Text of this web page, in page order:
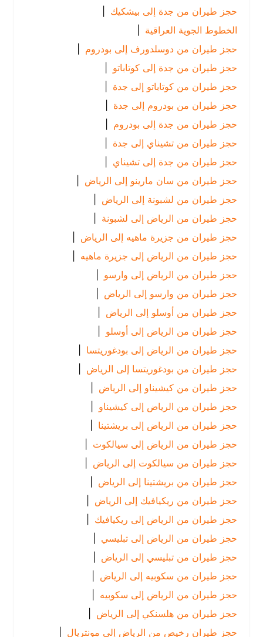
حجز طيران من جدة إلى بيشكيك |
الخطوط الجوية العراقية
حجز طيران من دوسلدورف إلى بودروم |
حجز طيران من جدة إلى كوتاباتو |
حجز طيران من كوتاباتو إلى جدة
حجز طيران من بودروم إلى جدة
حجز طيران من جدة إلى بودروم |
حجز طيران من تشيناي إلى جدة
حجز طيران من جدة إلى تشيناي |
حجز طيران من سان مارينو إلى الرياض
|
حجز طيران من لشبونة إلى الرياض
|
حجز طيران من الرياض إلى لشبونة |
حجز طيران من جزيرة ماهيه إلى الرياض
|
حجز طيران من الرياض إلى جزيرة ماهيه |
حجز طيران من الرياض إلى وارسو
|
حجز طيران من وارسو إلى الرياض
|
حجز طيران من أوسلو إلى الرياض
|
حجز طيران من الرياض إلى أوسلو
|
حجز طيران من الرياض إلى بودغوريتسا
|
حجز طيران من بودغوريتسا إلى الرياض
|
حجز طيران من كيشيناو إلى الرياض
|
حجز طيران من الرياض إلى كيشيناو |
حجز طيران من الرياض إلى بريشتينا |
حجز طيران من الرياض إلى سيالكوت |
حجز طيران من سيالكوت إلى الرياض
|
حجز طيران من بريشتينا إلى الرياض
|
حجز طيران من ريكيافيك إلى الرياض
|
حجز طيران من الرياض إلى ريكيافيك |
حجز طيران من الرياض إلى تبليسي |
حجز طيران من تبليسي إلى الرياض
|
حجز طيران من سكوبيه إلى الرياض
|
حجز طيران من الرياض إلى سكوبيه |
حجز طيران من هلسنكي إلى الرياض
|
حجز طيران رخيص من الرياض إلى مونتريال |